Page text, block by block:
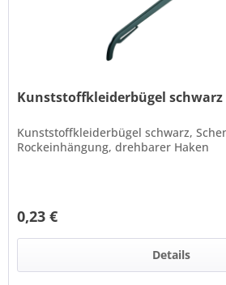
Kunststoffkleiderbügel schwarz
Kunststoffkleiderbügel schwarz,
Rockeinhängung, drehbarer Haken
0,23 €
Details